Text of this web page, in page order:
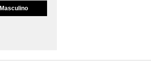
Masculino